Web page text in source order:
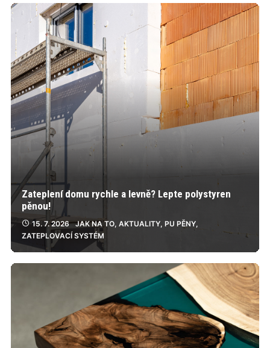
Zateplení domu rychle a levně? Lepte polystyren
pěnou!
15. 7. 2026 JAK NA TO, AKTUALITY, PU PĚNY,
ZATEPLOVACÍ SYSTÉM